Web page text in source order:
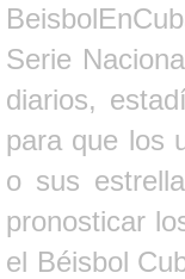
Serie
diarios,
para que los
o sus
pronosticar
el Béisbol